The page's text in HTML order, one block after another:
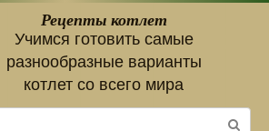
Рецепты котлет
Учимся готовить самые
разнообразные варианты
котлет со всего мира